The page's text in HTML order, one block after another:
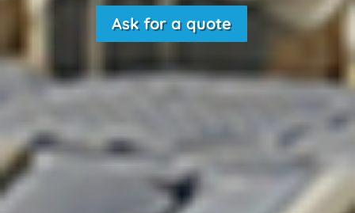
Ask for a quote